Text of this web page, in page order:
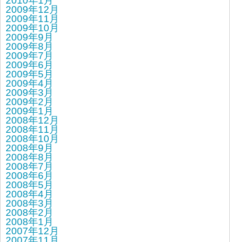
2009年12月
2009年11月
2009年10月
2009年9月
2009年8月
2009年7月
2009年6月
2009年5月
2009年4月
2009年3月
2009年2月
2009年1月
2008年12月
2008年11月
2008年10月
2008年9月
2008年8月
2008年7月
2008年6月
2008年5月
2008年4月
2008年3月
2008年2月
2008年1月
2007年12月